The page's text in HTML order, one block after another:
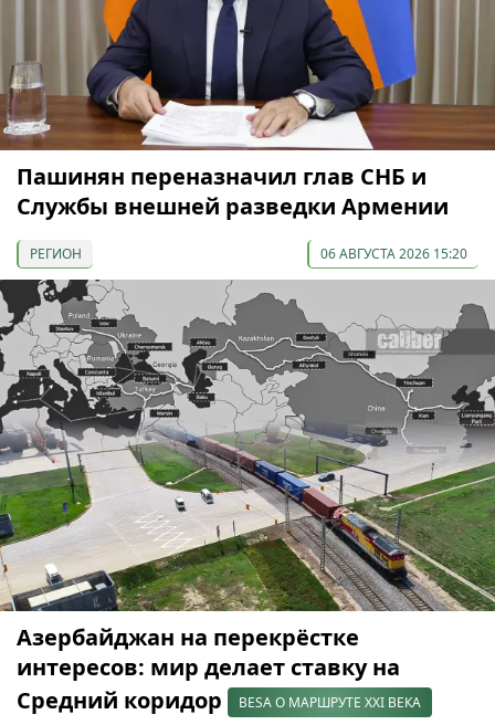
Пашинян переназначил глав СНБ и
Службы внешней разведки Армении
РЕГИОН 06 АВГУСТА 2026 15:20
Азербайджан на перекрёстке
интересов: мир делает ставку на
Средний коридор
BESA О МАРШРУТЕ XXI ВЕКА